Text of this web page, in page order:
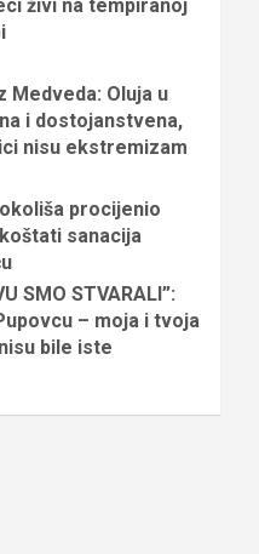
živi na tempiranoj
Medveda: Oluja u
i dostojanstvena,
nisu ekstremizam
procijenio
sanacija
SMO STVARALI”:
– moja i tvoja
bile iste